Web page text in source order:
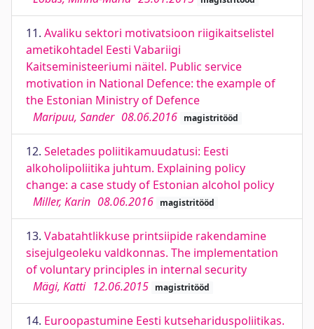
11. Avaliku sektori motivatsioon riigikaitselistel
ametikohtadel Eesti Vabariigi
Kaitseministeeriumi näitel. Public service
motivation in National Defence: the example of
the Estonian Ministry of Defence
Maripuu, Sander 08.06.2016 magistritööd
12. Seletades poliitikamuudatusi: Eesti
alkoholipoliitika juhtum. Explaining policy
change: a case study of Estonian alcohol policy
Miller, Karin 08.06.2016 magistritööd
13. Vabatahtlikkuse printsiipide rakendamine
sisejulgeoleku valdkonnas. The implementation
of voluntary principles in internal security
Mägi, Katti 12.06.2015 magistritööd
14. Euroopastumine Eesti kutsehariduspoliitikas.